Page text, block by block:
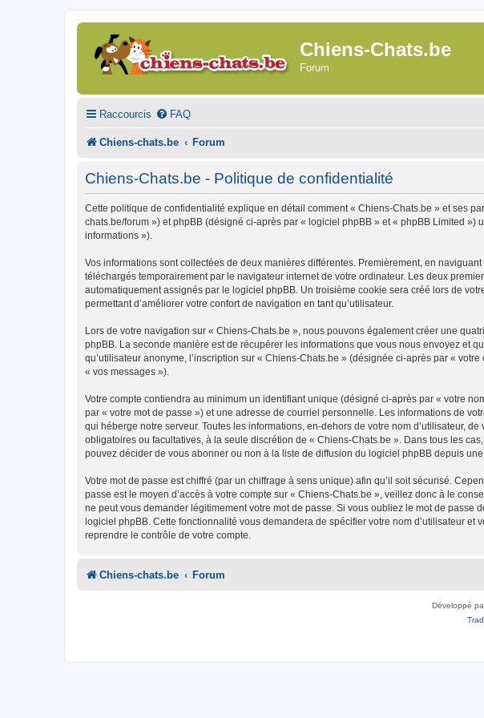
Chiens-Chats.be
Forum
Raccourcis FAQ
Chiens-chats.be Forum
Chiens-Chats.be - Politique de confidentialité
Cette politique de confidentialité explique en détail comment « Chiens-Chats.be » et ses
chats.be/forum ») et phpBB (désigné ci-après par « logiciel phpBB » et « phpBB Limited
informations »).
Vos informations sont collectées de deux manières différentes. Premièrement, en
téléchargés temporairement par le navigateur internet de votre ordinateur. Les deux
automatiquement assignés par le logiciel phpBB. Un troisième cookie sera créé lors de
permettant d’améliorer votre confort de navigation en tant qu’utilisateur.
Lors de votre navigation sur « Chiens-Chats.be », nous pouvons également créer une
phpBB. La seconde manière est de récupérer les informations que vous nous envoyez et
qu’utilisateur anonyme, l’inscription sur « Chiens-Chats.be » (désignée ci-après par «
« vos messages »).
Votre compte contiendra au minimum un identifiant unique (désigné ci-après par « votre
par « votre mot de passe ») et une adresse de courriel personnelle. Les informations de
qui héberge notre serveur. Toutes les informations, en-dehors de votre nom d’utilisateur,
obligatoires ou facultatives, à la seule discrétion de « Chiens-Chats.be ». Dans tous les
pouvez décider de vous abonner ou non à la liste de diffusion du logiciel phpBB depuis
Votre mot de passe est chiffré (par un chiffrage à sens unique) afin qu’il soit sécurisé.
passe est le moyen d’accès à votre compte sur « Chiens-Chats.be », veillez donc à le
ne peut vous demander légitimement votre mot de passe. Si vous oubliez le mot de passe
logiciel phpBB. Cette fonctionnalité vous demandera de spécifier votre nom d’utilisateur
reprendre le contrôle de votre compte.
Chiens-chats.be Forum
Développé